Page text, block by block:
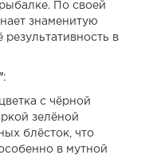
По своей
знаменитую
результативность в
:
с чёрной
зелёной
блёсток, что
в мутной